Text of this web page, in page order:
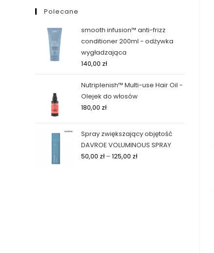
Polecane
smooth infusion™ anti-frizz
conditioner 200ml - odżywka
wygładzająca
140,00 zł
Nutriplenish™ Multi-use Hair Oil -
Olejek do włosów
180,00 zł
Spray zwiększający objętość
DAVROE VOLUMINOUS SPRAY
50,00 zł – 125,00 zł